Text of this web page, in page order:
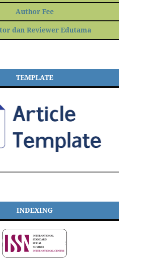
Author Fee
dan Reviewer Edutama
TEMPLATE
INDEXING